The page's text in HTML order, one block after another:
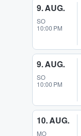
9. AUG.
SO
10:00 PM
9. AUG.
SO
10:00 PM
10. AUG.
MO